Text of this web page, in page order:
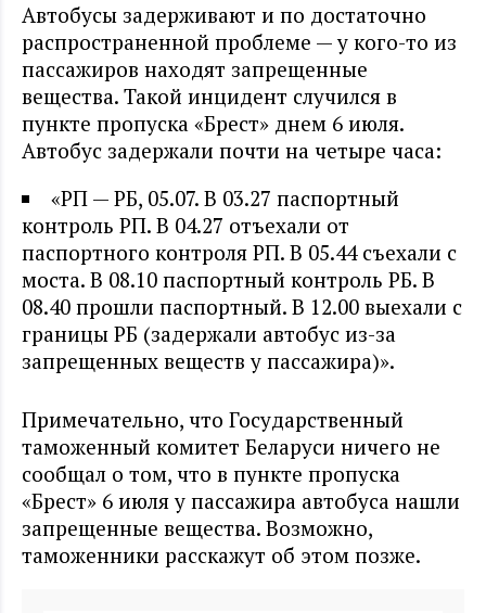
Автобусы задерживают и по достаточно
распространенной проблеме — у кого-то из
пассажиров находят запрещенные
вещества. Такой инцидент случился в
пункте пропуска «Брест» днем 6 июля.
Автобус задержали почти на четыре часа:
«РП — РБ, 05.07. В 03.27 паспортный
контроль РП. В 04.27 отъехали от
паспортного контроля РП. В 05.44 съехали с
моста. В 08.10 паспортный контроль РБ. В
08.40 прошли паспортный. В 12.00 выехали с
границы РБ (задержали автобус из-за
запрещенных веществ у пассажира)».
Примечательно, что Государственный
таможенный комитет Беларуси ничего не
сообщал о том, что в пункте пропуска
«Брест» 6 июля у пассажира автобуса нашли
запрещенные вещества. Возможно,
таможенники расскажут об этом позже.